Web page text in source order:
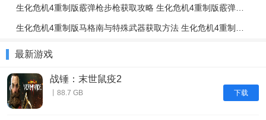
生化危机4重制版霰弹枪步枪获取攻略 生化危机4重制版霰弹枪步枪使用技巧
生化危机4重制版马格南与特殊武器获取方法 生化危机4重制版强力武器获取攻略
最新游戏
下载
战锤：末世鼠疫2
丨88.7 GB